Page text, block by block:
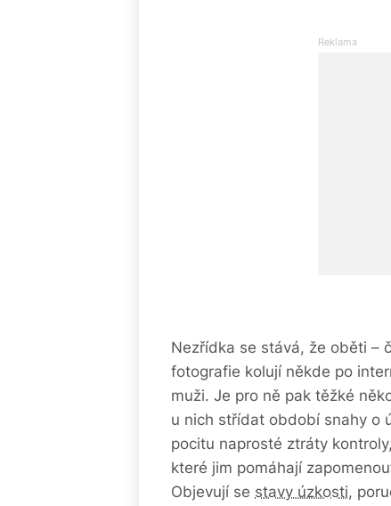
Nezřídka se stává, že oběti –
fotografie kolují někde po
muži. Je pro ně pak těžké
u nich střídat období snahy o
pocitu naprosté ztráty
které jim pomáhají
Objevují se stavy úzkosti,